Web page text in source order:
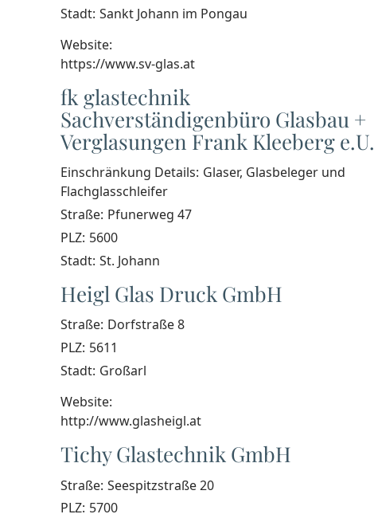
Stadt: Sankt Johann im Pongau
Website:
https://www.sv-glas.at
fk glastechnik
Sachverständigenbüro Glasbau +
Verglasungen Frank Kleeberg e.U.
Einschränkung Details: Glaser, Glasbeleger und
Flachglasschleifer
Straße: Pfunerweg 47
PLZ: 5600
Stadt: St. Johann
Heigl Glas Druck GmbH
Straße: Dorfstraße 8
PLZ: 5611
Stadt: Großarl
Website:
http://www.glasheigl.at
Tichy Glastechnik GmbH
Straße: Seespitzstraße 20
PLZ: 5700